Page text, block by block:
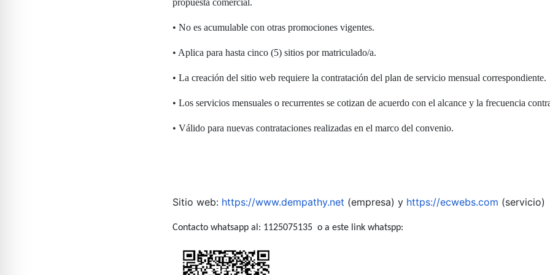
propuesta comercial.
• No es acumulable con otras promociones vigentes.
• Aplica para hasta cinco (5) sitios por matriculado/a.
• La creación del sitio web requiere la contratación del plan de servicio mensual correspondiente.
• Los servicios mensuales o recurrentes se cotizan de acuerdo con el alcance y la frecuencia
• Válido para nuevas contrataciones realizadas en el marco del convenio.
Sitio web: https://www.dempathy.net (empresa) y https://ecwebs.com (servicio)
Contacto whatsapp al: 1125075135 o a este link whatspp: